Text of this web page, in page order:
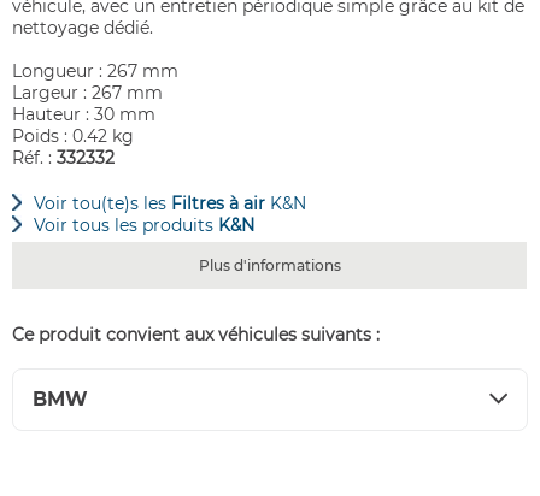
véhicule, avec un entretien périodique simple grâce au kit de
nettoyage dédié.
Longueur : 267 mm
Largeur : 267 mm
Hauteur : 30 mm
Poids : 0.42 kg
Réf. : 332332
Voir tou(te)s les Filtres à air K&N
Voir tous les produits K&N
Plus d'informations
Ce produit convient aux véhicules suivants :
BMW